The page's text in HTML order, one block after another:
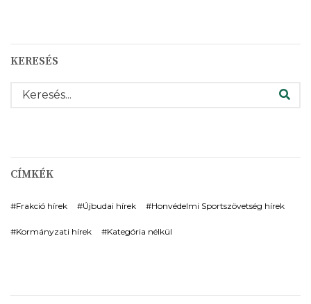
KERESÉS
KERESÉS
CÍMKÉK
Frakció hírek Újbudai hírek Honvédelmi Sportszövetség hírek
Kormányzati hírek Kategória nélkül